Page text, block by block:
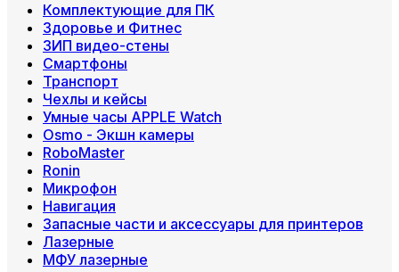
Комплектующие для ПК
Здоровье и Фитнес
ЗИП видео-стены
Смартфоны
Транспорт
Чехлы и кейсы
Умные часы APPLE Watch
Osmo - Экшн камеры
RoboMaster
Ronin
Микрофон
Навигация
Запасные части и аксессуары для принтеров
Лазерные
МФУ лазерные